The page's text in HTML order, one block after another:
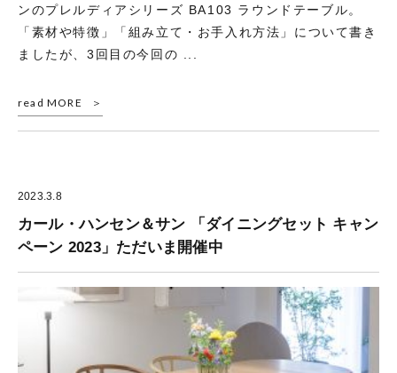
ンのプレルディアシリーズ BA103 ラウンドテーブル。
「素材や特徴」「組み立て・お手入れ方法」について書き
ましたが、3回目の今回の ...
read MORE
2023.3.8
カール・ハンセン＆サン 「ダイニングセット キャン
ペーン 2023」ただいま開催中